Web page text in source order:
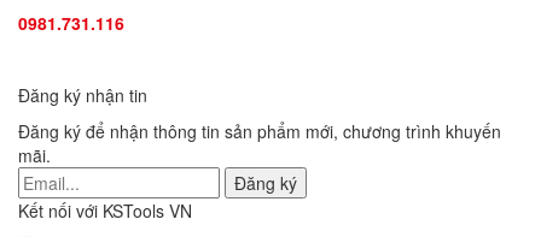
0981.731.116
Đăng ký nhận tin
Đăng ký để nhận thông tin sản phẩm mới, chương trình khuyến
mãi.
Kết nối với KSTools VN